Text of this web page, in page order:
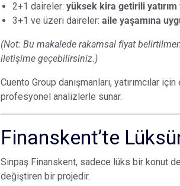
2+1 daireler: yüksek kira getirili yatırım
3+1 ve üzeri daireler: aile yaşamına
(Not: Bu makalede rakamsal fiyat
iletişime geçebilirsiniz.)
Cuento Group danışmanları, yatırımcılar
profesyonel analizlerle sunar.
Finanskent’te
Sinpaş Finanskent, sadece lüks bir konut
değiştiren bir projedir.